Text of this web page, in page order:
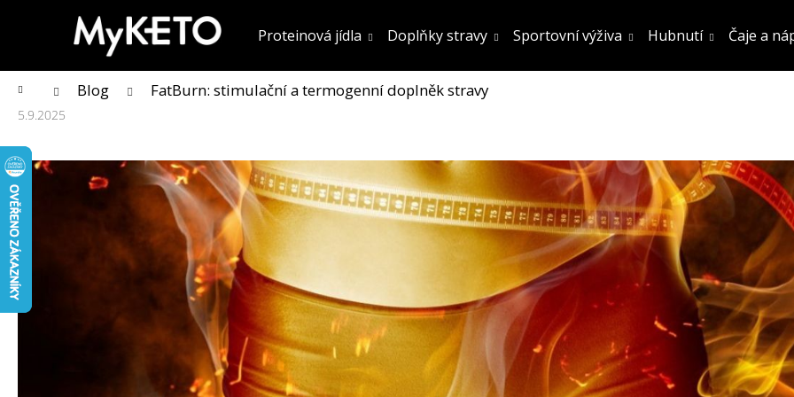
Proteinová jídla Doplňky stravy Sportovní výživa Hubnutí Čaje a
Domů Blog FatBurn: stimulační a termogenní doplněk stravy
5.9.2025
í
Zpět do obchodu
Zpět do obchodu
Co potřebujete najít?
Hledat
Doporučujeme
KOLAGENOVÉ SMOOTHIE MIX PŘÍCHUTÍ
FATBURN DOPLNĚK STRAVY
SÓJOVÝ
OCHUCENÍ